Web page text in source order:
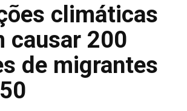
climáticas
causar 200
de migrantes